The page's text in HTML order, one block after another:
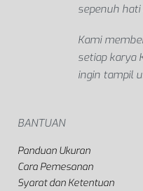
sepenuh
Kami
setiap karya
ingin tampil
BANTUAN
Panduan Ukuran
Cara Pemesanan
Syarat dan Ketentuan